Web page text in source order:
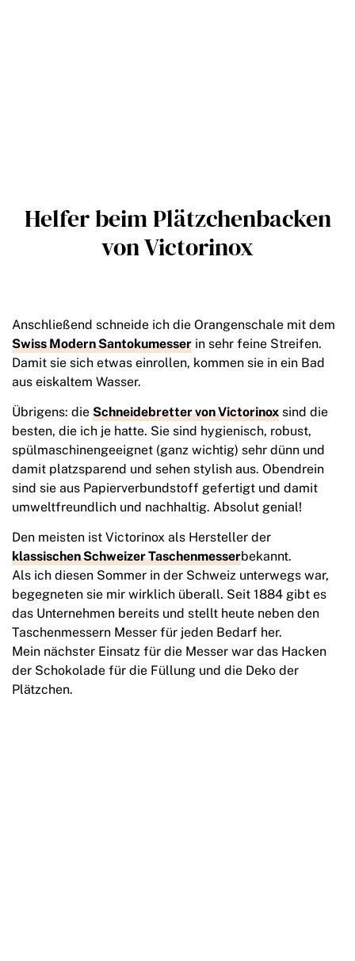
Helfer beim Plätzchenbacken
von Victorinox
Anschließend schneide ich die Orangenschale mit dem
Swiss Modern Santokumesser in sehr feine Streifen.
Damit sie sich etwas einrollen, kommen sie in ein Bad
aus eiskaltem Wasser.
Übrigens: die Schneidebretter von Victorinox sind die
besten, die ich je hatte. Sie sind hygienisch, robust,
spülmaschinengeeignet (ganz wichtig) sehr dünn und
damit platzsparend und sehen stylish aus. Obendrein
sind sie aus Papierverbundstoff gefertigt und damit
umweltfreundlich und nachhaltig. Absolut genial!
Den meisten ist Victorinox als Hersteller der
klassischen Schweizer Taschenmesserbekannt.
Als ich diesen Sommer in der Schweiz unterwegs war,
begegneten sie mir wirklich überall. Seit 1884 gibt es
das Unternehmen bereits und stellt heute neben den
Taschenmessern Messer für jeden Bedarf her.
Mein nächster Einsatz für die Messer war das Hacken
der Schokolade für die Füllung und die Deko der
Plätzchen.